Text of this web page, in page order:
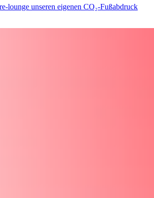
lounge unseren eigenen CO₂-Fußabdruck